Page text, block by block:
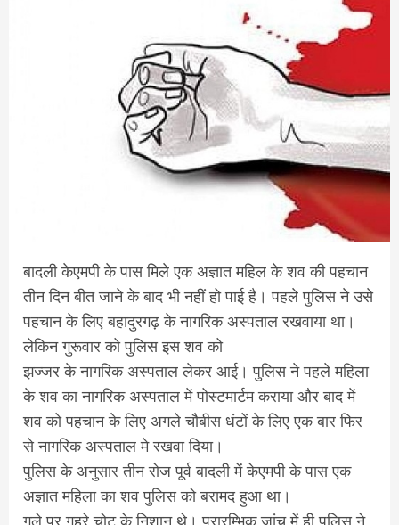
बादली केएमपी के पास मिले एक अज्ञात महिल के शव की पहचान
तीन दिन बीत जाने के बाद भी नहीं हो पाई है। पहले पुलिस ने उसे
पहचान के लिए बहादुरगढ़ के नागरिक अस्पताल रखवाया था।
लेकिन गुरूवार को पुलिस इस शव को
झज्जर के नागरिक अस्पताल लेकर आई। पुलिस ने पहले महिला
के शव का नागरिक अस्पताल में पोस्टमार्टम कराया और बाद में
शव को पहचान के लिए अगले चौबीस धंटों के लिए एक बार फिर
से नागरिक अस्पताल मे रखवा दिया।
पुलिस के अनुसार तीन रोज पूर्व बादली में केएमपी के पास एक
अज्ञात महिला का शव पुलिस को बरामद हुआ था।